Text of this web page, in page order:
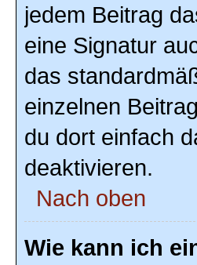
jedem Beitrag
eine Signatur
das
einzelnen
du dort einfach
deaktivieren.
Nach oben
Wie kann ich